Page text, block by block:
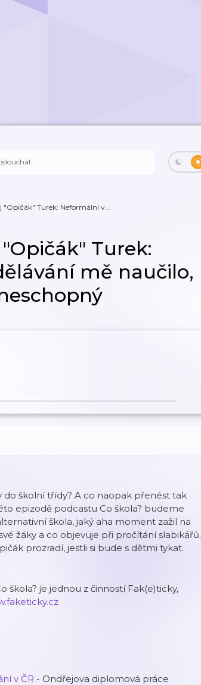
"Opičák" Turek: Neformální v...
Turek:
mě naučilo,
školní třídy? A co naopak přenést tak
epizodě podcastu Co škola? budeme
škola, jaký aha moment zažil na
žáky a co objevuje při pročítání slabikářů.
prozradí, jestli si bude s dětmi tykat.
škola? je jednou z činností Fak(e)ticky,
v ČR - Ondřejova diplomová práce